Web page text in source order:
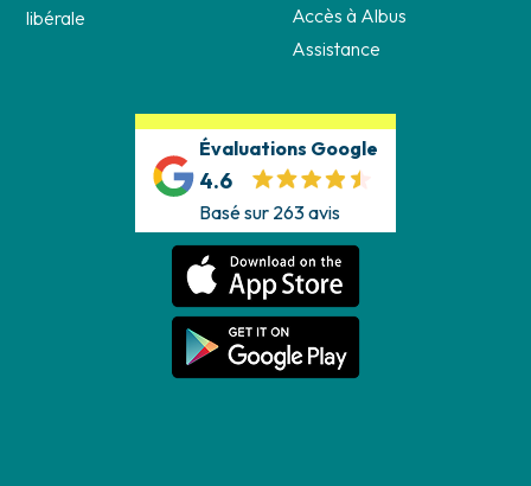
libérale
Accès à Albus
Assistance
Évaluations Google
4.6
Basé sur 263 avis